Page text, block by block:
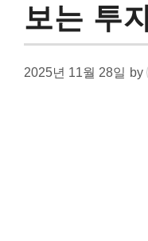
보는 투
2025년 11월 28일 by